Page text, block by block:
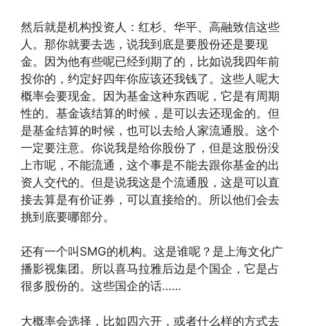
然后就是机构投资人：红杉、华平、高融致信这些
人。那你就要去选，说我到底是要股份还是要现
金。因为他有些呢已经到期了的，比如说我四年前
投你的，约定好四年你应该还我钱了。这些人呢大
概率会要现金。因为基金这种东西呢，它是有周期
性的。基金该结算的时候，是可以去还现金的。但
是基金结算的时候，也可以去给人家流通股。这个
一定要注意。你说我是给你股份了，但是这股份没
上市呢，不能流通，这个事是不能去跟你基金的出
资人交代的。但是说我这是个流通股，这是可以直
接去算是有价证券，可以直接给的。所以他们会去
挑到底要哪部分。
还有一个叫SMG的机构。这是谁呢？是上海文化广
播影视集团。所以喜马拉雅后边是个国企，它是占
很多股份的。这些国企的话……
大概率会选择，比如四六开，或者什么样的方式去